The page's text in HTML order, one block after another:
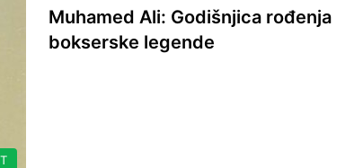
Muhamed Ali: Godišnjica rođenja
bokserske legende